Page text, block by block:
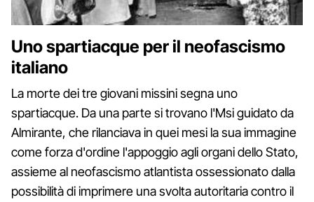
Uno spartiacque per il neofascismo
italiano
La morte dei tre giovani missini segna uno
spartiacque. Da una parte si trovano l'Msi guidato da
Almirante, che rilanciava in quei mesi la sua immagine
come forza d'ordine l'appoggio agli organi dello Stato,
assieme al neofascismo atlantista ossessionato dalla
possibilità di imprimere una svolta autoritaria contro il